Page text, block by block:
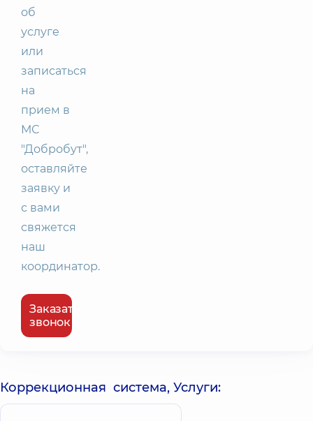
об
услуге
или
записаться
на
прием в
МС
"Добробут",
оставляйте
заявку и
с вами
свяжется
наш
координатор.
Заказать
звонок
Коррекционная система, Услуги: